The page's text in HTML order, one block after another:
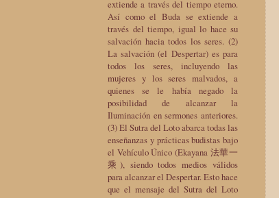
extiende a través del tiempo eterno.
Así como el Buda se extiende a
través del tiempo, igual lo hace su
salvación hacia todos los seres. (2)
La salvación (el Despertar) es para
todos los seres, incluyendo las
mujeres y los seres malvados, a
quienes se le había negado la
posibilidad de alcanzar la
Iluminación en sermones anteriores.
(3) El Sutra del Loto abarca todas las
enseñanzas y prácticas budistas bajo
el Vehículo Único (Ekayana 法華一
乘), siendo todos medios válidos
para alcanzar el Despertar. Esto hace
que el mensaje del Sutra del Loto